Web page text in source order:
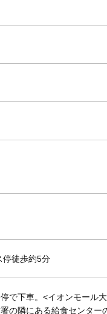
停徒歩約5分
で下車。<イオンモール
の隣にある給食センター